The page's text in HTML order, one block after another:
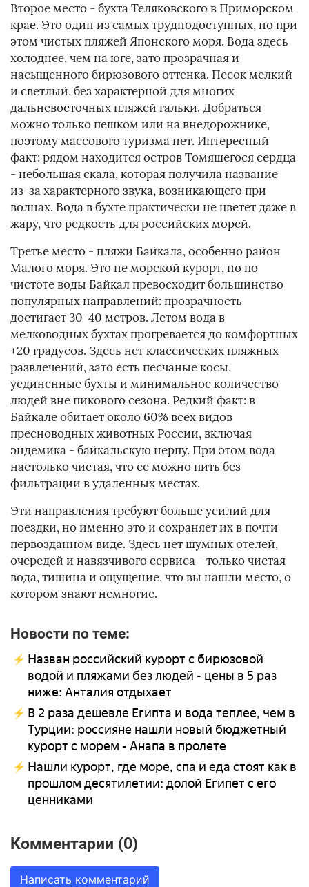
Второе место - бухта Теляковского в Приморском
крае. Это один из самых труднодоступных, но при
этом чистых пляжей Японского моря. Вода здесь
холоднее, чем на юге, зато прозрачная и
насыщенного бирюзового оттенка. Песок мелкий
и светлый, без характерной для многих
дальневосточных пляжей гальки. Добраться
можно только пешком или на внедорожнике,
поэтому массового туризма нет. Интересный
факт: рядом находится остров Томящегося сердца
- небольшая скала, которая получила название
из-за характерного звука, возникающего при
волнах. Вода в бухте практически не цветет даже в
жару, что редкость для российских морей.
Третье место - пляжи Байкала, особенно район
Малого моря. Это не морской курорт, но по
чистоте воды Байкал превосходит большинство
популярных направлений: прозрачность
достигает 30-40 метров. Летом вода в
мелководных бухтах прогревается до комфортных
+20 градусов. Здесь нет классических пляжных
развлечений, зато есть песчаные косы,
уединенные бухты и минимальное количество
людей вне пикового сезона. Редкий факт: в
Байкале обитает около 60% всех видов
пресноводных животных России, включая
эндемика - байкальскую нерпу. При этом вода
настолько чистая, что ее можно пить без
фильтрации в удаленных местах.
Эти направления требуют больше усилий для
поездки, но именно это и сохраняет их в почти
первозданном виде. Здесь нет шумных отелей,
очередей и навязчивого сервиса - только чистая
вода, тишина и ощущение, что вы нашли место, о
котором знают немногие.
Новости по теме:
Назван российский курорт с бирюзовой
водой и пляжами без людей - цены в 5 раз
ниже: Анталия отдыхает
В 2 раза дешевле Египта и вода теплее, чем в
Турции: россияне нашли новый бюджетный
курорт с морем - Анапа в пролете
Нашли курорт, где море, спа и еда стоят как в
прошлом десятилетии: долой Египет с его
ценниками
Комментарии (0)
Написать комментарий